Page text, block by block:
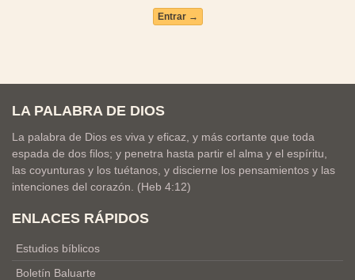
Entrar →
LA PALABRA DE DIOS
La palabra de Dios es viva y eficaz, y más cortante que toda
espada de dos filos; y penetra hasta partir el alma y el espíritu,
las coyunturas y los tuétanos, y discierne los pensamientos y las
intenciones del corazón. (Heb 4:12)
ENLACES RÁPIDOS
Estudios bíblicos
Boletín Baluarte